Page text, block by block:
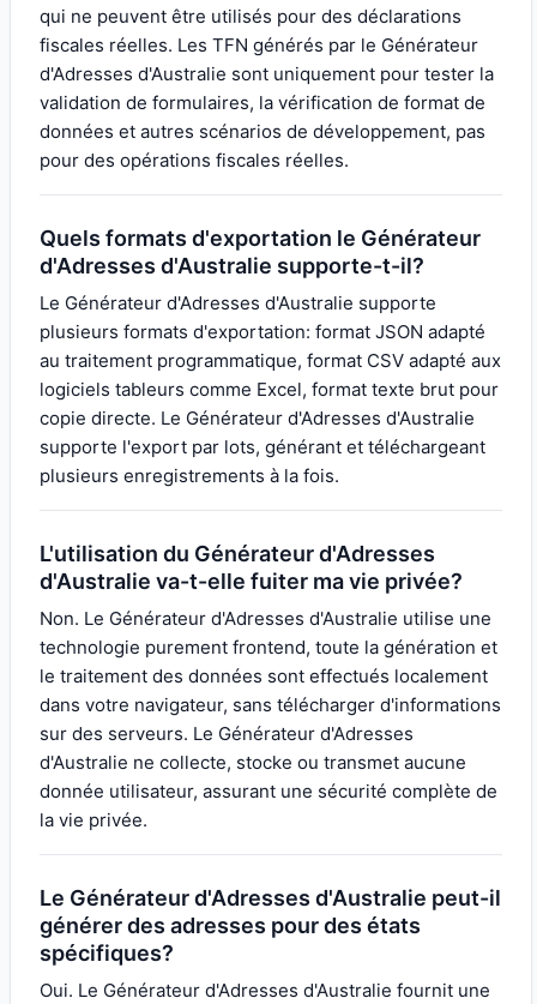
qui ne peuvent être utilisés pour des déclarations
fiscales réelles. Les TFN générés par le Générateur
d'Adresses d'Australie sont uniquement pour tester la
validation de formulaires, la vérification de format de
données et autres scénarios de développement, pas
pour des opérations fiscales réelles.
Quels formats d'exportation le Générateur
d'Adresses d'Australie supporte-t-il?
Le Générateur d'Adresses d'Australie supporte
plusieurs formats d'exportation: format JSON adapté
au traitement programmatique, format CSV adapté aux
logiciels tableurs comme Excel, format texte brut pour
copie directe. Le Générateur d'Adresses d'Australie
supporte l'export par lots, générant et téléchargeant
plusieurs enregistrements à la fois.
L'utilisation du Générateur d'Adresses
d'Australie va-t-elle fuiter ma vie privée?
Non. Le Générateur d'Adresses d'Australie utilise une
technologie purement frontend, toute la génération et
le traitement des données sont effectués localement
dans votre navigateur, sans télécharger d'informations
sur des serveurs. Le Générateur d'Adresses
d'Australie ne collecte, stocke ou transmet aucune
donnée utilisateur, assurant une sécurité complète de
la vie privée.
Le Générateur d'Adresses d'Australie peut-il
générer des adresses pour des états
spécifiques?
Oui. Le Générateur d'Adresses d'Australie fournit une